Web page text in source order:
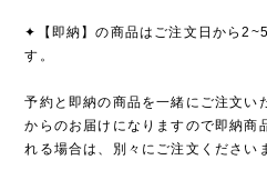
✦【即納】の商品はご注文日から
す。
予約と即納の商品を一緒にご注文い
からのお届けになりますので即納商
れる場合は、別々にご注文ください